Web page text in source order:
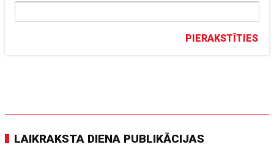
PIERAKSTĪTIES
LAIKRAKSTA DIENA PUBLIKĀCIJAS